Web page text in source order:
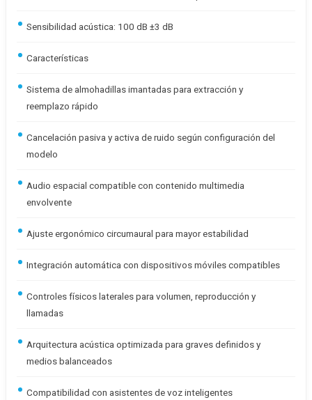
Sensibilidad acústica: 100 dB ±3 dB
Características
Sistema de almohadillas imantadas para extracción y
reemplazo rápido
Cancelación pasiva y activa de ruido según configuración del
modelo
Audio espacial compatible con contenido multimedia
envolvente
Ajuste ergonómico circumaural para mayor estabilidad
Integración automática con dispositivos móviles compatibles
Controles físicos laterales para volumen, reproducción y
llamadas
Arquitectura acústica optimizada para graves definidos y
medios balanceados
Compatibilidad con asistentes de voz inteligentes